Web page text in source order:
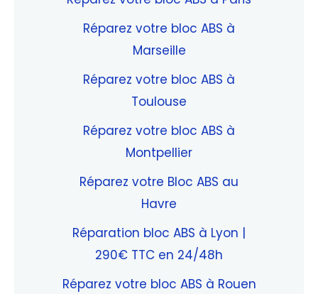
Réparez votre bloc ABS à
Marseille
Réparez votre bloc ABS à
Toulouse
Réparez votre bloc ABS à
Montpellier
Réparez votre Bloc ABS au
Havre
Réparation bloc ABS à Lyon |
290€ TTC en 24/48h
Réparez votre bloc ABS à Rouen